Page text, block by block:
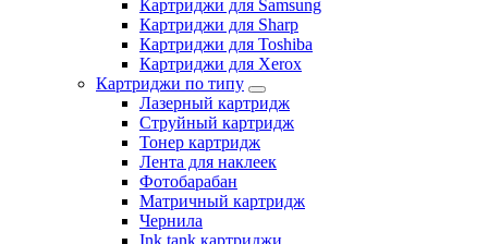
Картриджи для Samsung
Картриджи для Sharp
Картриджи для Toshiba
Картриджи для Xerox
Картриджи по типу
Лазерный картридж
Струйный картридж
Тонер картридж
Лента для наклеек
Фотобарабан
Матричный картридж
Чернила
Ink tank картриджи